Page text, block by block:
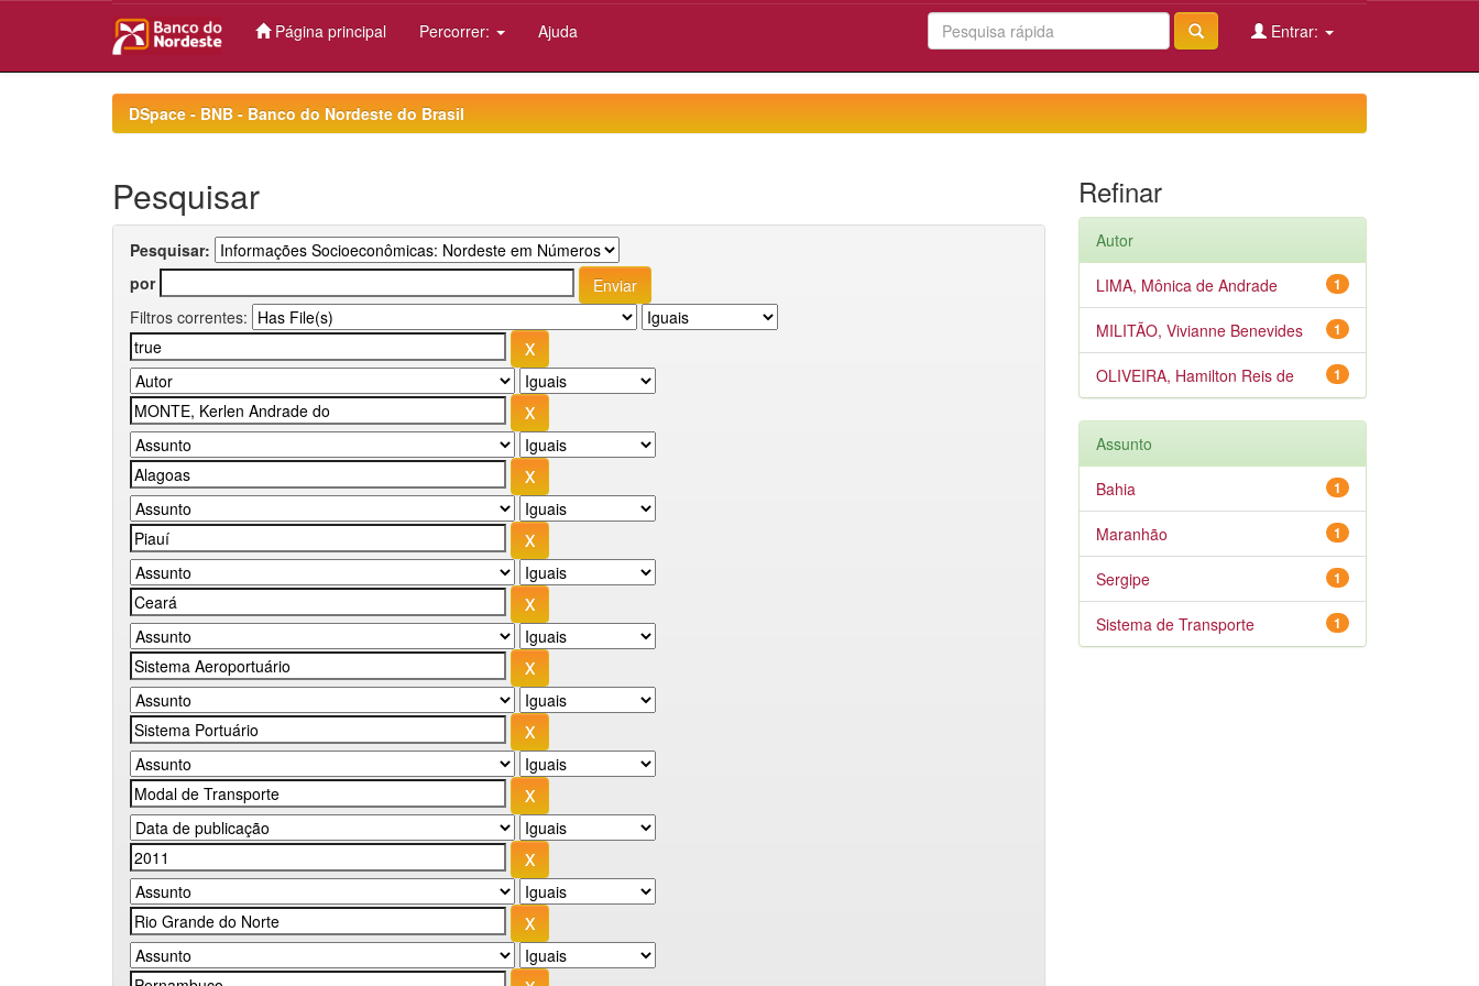
Página principal Percorrer: Ajuda Entrar:
DSpace - BNB - Banco do Nordeste do Brasil
Pesquisar
Pesquisar:
por
Filtros correntes:
Refinar
Autor
1
LIMA, Mônica de Andrade
1
MILITÃO, Vivianne Benevides
1
OLIVEIRA, Hamilton Reis de
Assunto
1
Bahia
1
Maranhão
1
Sergipe
1
Sistema de Transporte